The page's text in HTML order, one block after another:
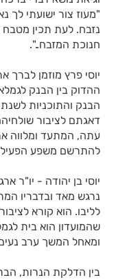
"מעוז צור ישועתי לך
נזבח. לעת תכין
חנוכת המזבח..".
יוסי פרץ מוזמן
ההדוק בין הבנק
דאגתם לציבור
עתה, המתעד ומלווה
להתרשם משפע
יוסי בן יהודה - יו"ר
נרגש מאד ובדבריו
לליבו. הוא קורא
שהמועדון הוא בית
ומאחל המשך ערב
בין הדלקת הנרות,